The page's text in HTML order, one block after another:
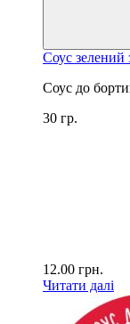
Соус зелений
Соус до
30 гр.
12.00 грн.
Читати далі